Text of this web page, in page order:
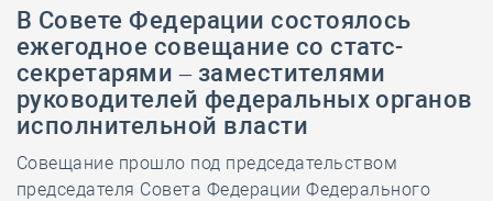
В Совете Федерации состоялось
ежегодное совещание со статс-
секретарями – заместителями
руководителей федеральных органов
исполнительной власти
Совещание прошло под председательством
председателя Совета Федерации Федерального